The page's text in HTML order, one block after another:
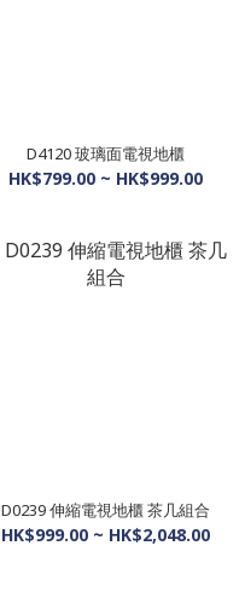
D4120 玻璃面電視地櫃
HK$799.00 ~ HK$999.00
D0239 伸縮電視地櫃 茶几組合
HK$999.00 ~ HK$2,048.00